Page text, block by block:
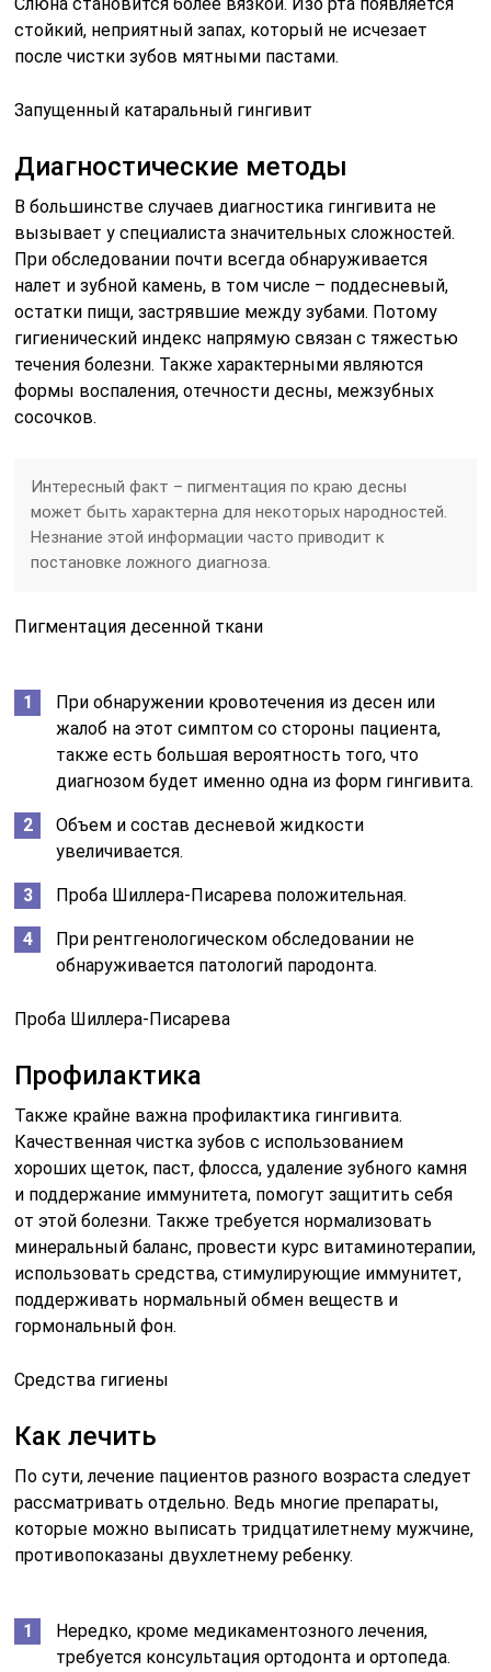
стойкий, неприятный запах, который не исчезает
после чистки зубов мятными пастами.
Запущенный катаральный гингивит
Диагностические методы
В большинстве случаев диагностика гингивита не
вызывает у специалиста значительных сложностей.
При обследовании почти всегда обнаруживается
налет и зубной камень, в том числе – поддесневый,
остатки пищи, застрявшие между зубами. Потому
гигиенический индекс напрямую связан с тяжестью
течения болезни. Также характерными являются
формы воспаления, отечности десны, межзубных
сосочков.
Интересный факт – пигментация по краю десны
может быть характерна для некоторых народностей.
Незнание этой информации часто приводит к
постановке ложного диагноза.
Пигментация десенной ткани
При обнаружении кровотечения из десен или
жалоб на этот симптом со стороны пациента,
также есть большая вероятность того, что
диагнозом будет именно одна из форм гингивита.
Объем и состав десневой жидкости
увеличивается.
Проба Шиллера-Писарева положительная.
При рентгенологическом обследовании не
обнаруживается патологий пародонта.
Проба Шиллера-Писарева
Профилактика
Также крайне важна профилактика гингивита.
Качественная чистка зубов с использованием
хороших щеток, паст, флосса, удаление зубного камня
и поддержание иммунитета, помогут защитить себя
от этой болезни. Также требуется нормализовать
минеральный баланс, провести курс витаминотерапии,
использовать средства, стимулирующие иммунитет,
поддерживать нормальный обмен веществ и
гормональный фон.
Средства гигиены
Как лечить
По сути, лечение пациентов разного возраста следует
рассматривать отдельно. Ведь многие препараты,
которые можно выписать тридцатилетнему мужчине,
противопоказаны двухлетнему ребенку.
Нередко, кроме медикаментозного лечения,
требуется консультация ортодонта и ортопеда.